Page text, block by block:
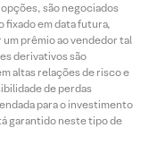
são negociados
fixado em data futura,
prêmio ao vendedor tal
derivativos são
altas relações de risco e
de perdas
para o investimento
garantido neste tipo de